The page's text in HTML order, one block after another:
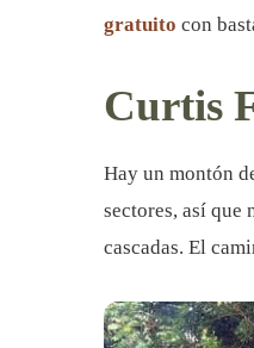
gratuito con
Curtis
Hay un montón
sectores, así que
cascadas. El